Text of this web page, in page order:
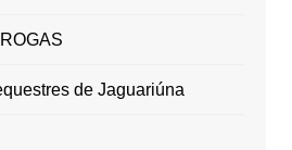
de Jaguariúna